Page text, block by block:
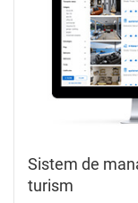
Sistem de
turism